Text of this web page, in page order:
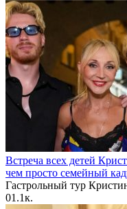
Встреча всех детей
чем просто семейный
Гастрольный тур
01.1к.